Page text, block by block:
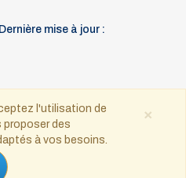
mise à jour :
droits réservés
×
l'utilisation de
des
à vos besoins.